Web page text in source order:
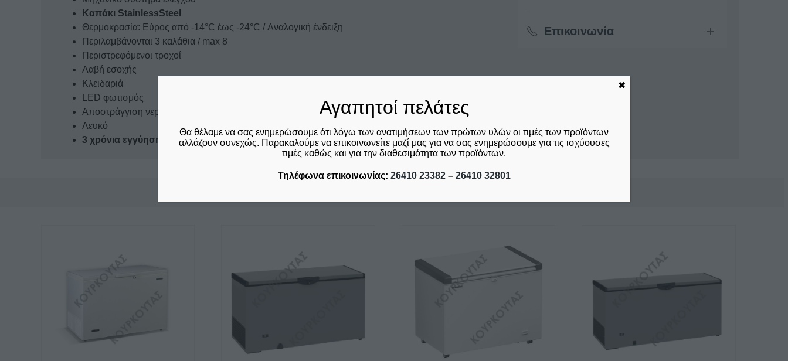
Καπάκι StainlessSteel
Θερμοκρασία: Εύρος από -14°C έως -24°C / Αναλογική ένδειξη
Περιλαμβάνονται 3 καλάθια / max 8
Περιστρεφόμενοι τροχοί
Λαβή εσοχής
Κλειδαριά
LED φωτισμός
Aποστράγγιση νερού απόψυξης
Λευκό
3 χρόνια εγγύηση
Επικοινωνία
Αγαπητοί πελάτες
Θα θέλαμε να σας ενημερώσουμε ότι λόγω των ανατιμήσεων των πρώτων υλών οι τιμές των προϊόντων
αλλάζουν συνεχώς. Παρακαλούμε να επικοινωνείτε μαζί μας για να σας ενημερώσουμε για τις ισχύουσες
τιμές καθώς και για την διαθεσιμότητα των προϊόντων.
Τηλέφωνα επικοινωνίας: 26410 23382– 26410 32801
✖